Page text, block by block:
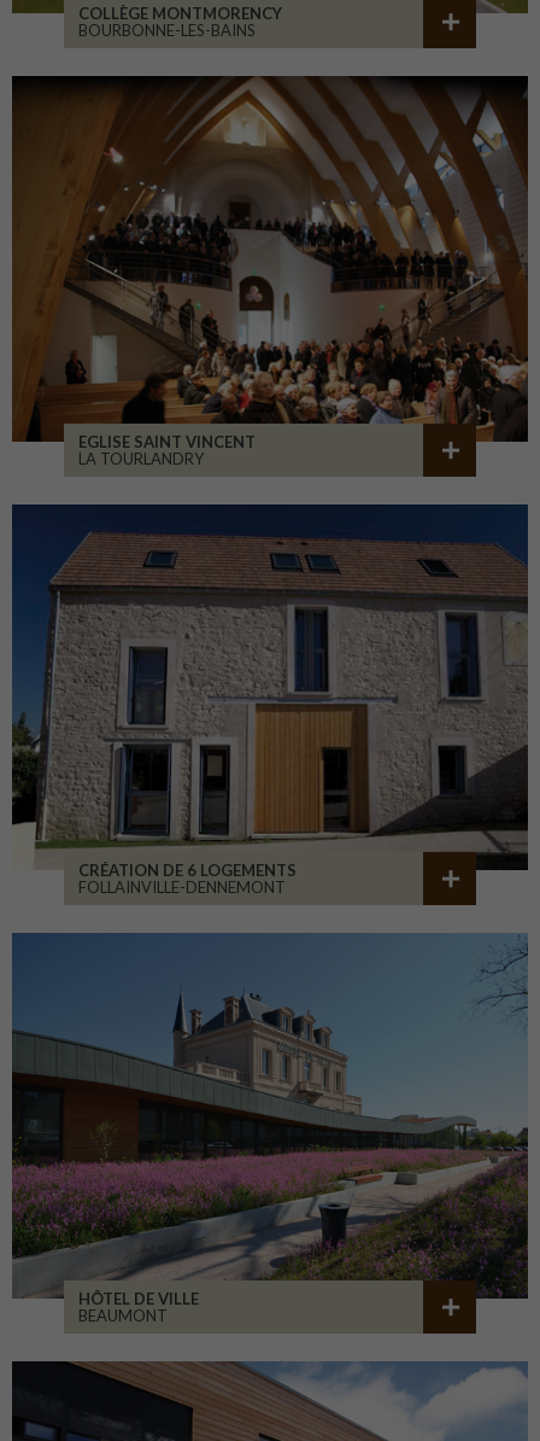
COLLÈGE MONTMORENCY
BOURBONNE-LES-BAINS
EGLISE SAINT VINCENT
LA TOURLANDRY
CRÉATION DE 6 LOGEMENTS
FOLLAINVILLE-DENNEMONT
HÔTEL DE VILLE
BEAUMONT